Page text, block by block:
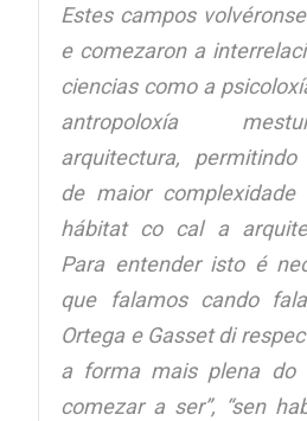
Estes campos
e comezaron a
ciencias como a
antropoloxía
arquitectura,
de maior
hábitat co cal a
Para entender isto é
que falamos cando
Ortega e Gasset di
a forma mais plena do
comezar a ser”, “sen